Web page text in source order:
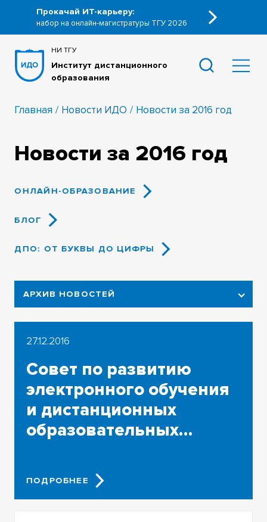
Прокачай ИТ-карьеру:
набор на онлайн-магистратуры ТГУ 2026
НИ ТГУ
Институт дистанционного
образования
Главная Новости ИДО Новости за 2016 год
Новости за 2016 год
ОНЛАЙН-ОБРАЗОВАНИЕ
БЛОГ
ДПО: ОТ БУКВЫ ДО ЦИФРЫ
АРХИВ НОВОСТЕЙ
2026
2025
2024
2022
2020
27.12.2016
Совет по развитию
электронного обучения
и дистанционных
образовательных
заседание в
завершение 2016 года
ПОДРОБНЕЕ